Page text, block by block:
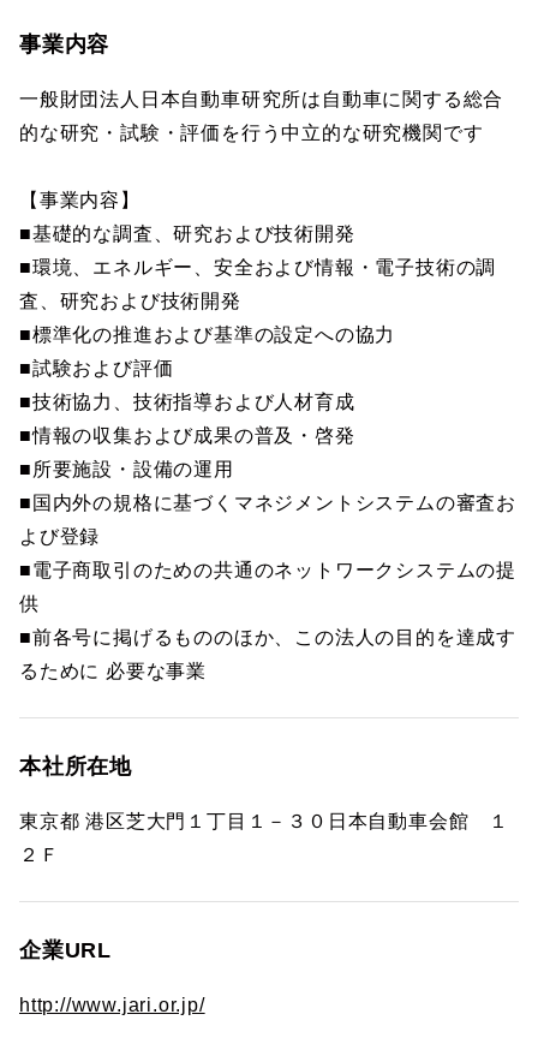
事業内容
一般財団法人日本自動車研究所は自動車に関する総合
的な研究・試験・評価を行う中立的な研究機関です
【事業内容】
■基礎的な調査、研究および技術開発
■環境、エネルギー、安全および情報・電子技術の調
査、研究および技術開発
■標準化の推進および基準の設定への協力
■試験および評価
■技術協力、技術指導および人材育成
■情報の収集および成果の普及・啓発
■所要施設・設備の運用
■国内外の規格に基づくマネジメントシステムの審査お
よび登録
■電子商取引のための共通のネットワークシステムの提
供
■前各号に掲げるもののほか、この法人の目的を達成す
るために 必要な事業
本社所在地
東京都 港区芝大門１丁目１－３０日本自動車会館 １
２Ｆ
企業URL
http://www.jari.or.jp/